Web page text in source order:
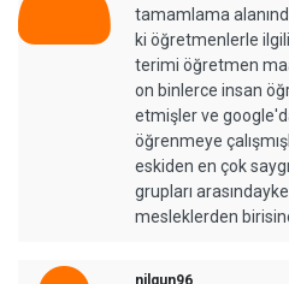
tamamlama
ki öğretmenlerle
terimi öğretmen
on binlerce insan
etmişler ve
öğrenmeye
eskiden en çok
grupları
mesleklerden
nilgun96